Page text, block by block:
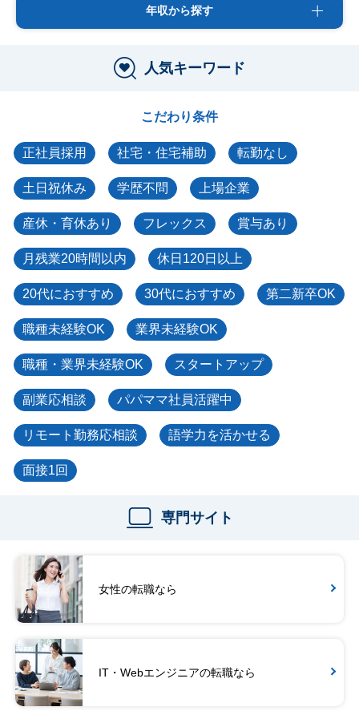
年収から探す
人気キーワード
こだわり条件
正社員採用 社宅・住宅補助 転勤なし
土日祝休み 学歴不問 上場企業
産休・育休あり フレックス 賞与あり
月残業20時間以内 休日120日以上
20代におすすめ 30代におすすめ 第二新卒OK
職種未経験OK 業界未経験OK
職種・業界未経験OK スタートアップ
副業応相談 パパママ社員活躍中
リモート勤務応相談 語学力を活かせる
面接1回
専門サイト
女性の転職なら
IT・Webエンジニアの転職なら